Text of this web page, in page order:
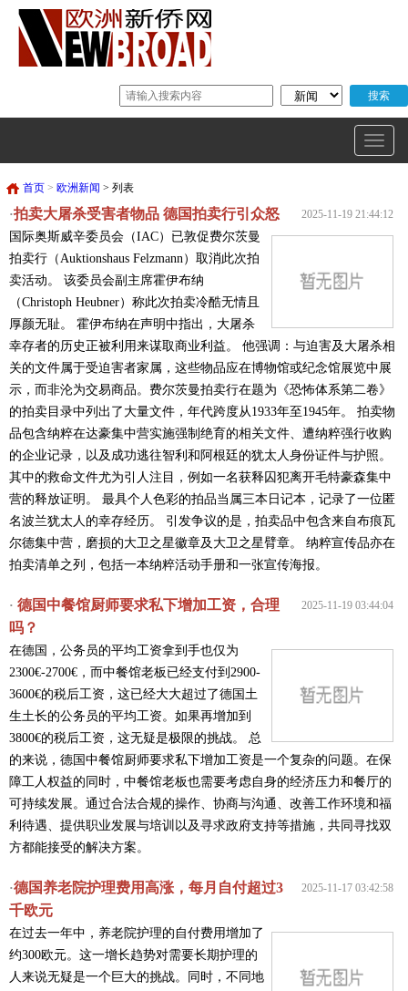
首页 > 欧洲新闻 > 列表
2025-11-19 21:44:12
·拍卖大屠杀受害者物品 德国拍卖行引众怒
国际奥斯威辛委员会（IAC）已敦促费尔茨曼
拍卖行（Auktionshaus Felzmann）取消此次拍
卖活动。 该委员会副主席霍伊布纳
（Christoph Heubner）称此次拍卖冷酷无情且
厚颜无耻。 霍伊布纳在声明中指出，大屠杀
幸存者的历史正被利用来谋取商业利益。 他强调：与迫害及大屠杀相
关的文件属于受迫害者家属，这些物品应在博物馆或纪念馆展览中展
示，而非沦为交易商品。费尔茨曼拍卖行在题为《恐怖体系第二卷》
的拍卖目录中列出了大量文件，年代跨度从1933年至1945年。 拍卖物
品包含纳粹在达豪集中营实施强制绝育的相关文件、遭纳粹强行收购
的企业记录，以及成功逃往智利和阿根廷的犹太人身份证件与护照。
其中的救命文件尤为引人注目，例如一名获释囚犯离开毛特豪森集中
营的释放证明。 最具个人色彩的拍品当属三本日记本，记录了一位匿
名波兰犹太人的幸存经历。 引发争议的是，拍卖品中包含来自布痕瓦
尔德集中营，磨损的大卫之星徽章及大卫之星臂章。 纳粹宣传品亦在
拍卖清单之列，包括一本纳粹活动手册和一张宣传海报。
2025-11-19 03:44:04
· 德国中餐馆厨师要求私下增加工资，合理
吗？
在德国，公务员的平均工资拿到手也仅为
2300€-2700€，而中餐馆老板已经支付到2900-
3600€的税后工资，这已经大大超过了德国土
生土长的公务员的平均工资。如果再增加到
3800€的税后工资，这无疑是极限的挑战。 总
的来说，德国中餐馆厨师要求私下增加工资是一个复杂的问题。在保
障工人权益的同时，中餐馆老板也需要考虑自身的经济压力和餐厅的
可持续发展。通过合法合规的操作、协商与沟通、改善工作环境和福
利待遇、提供职业发展与培训以及寻求政府支持等措施，共同寻找双
方都能接受的解决方案。
2025-11-17 03:42:58
·德国养老院护理费用高涨，每月自付超过3
千欧元
在过去一年中，养老院护理的自付费用增加了
约300欧元。这一增长趋势对需要长期护理的
人来说无疑是一个巨大的挑战。同时，不同地